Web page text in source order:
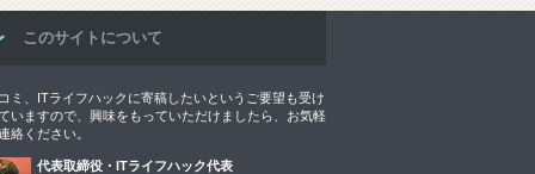
このサイトについて
ミ、ITライフハックに寄稿したいというご要望も受け
いますので、興味をもっていただけましたら、お気軽
絡ください。
代表取締役・ITライフハック代表